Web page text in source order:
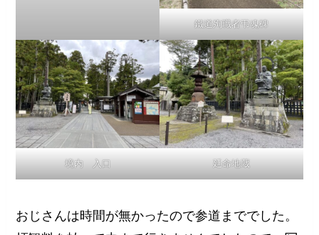
鐵道殉職者弔魂碑
境内 入口 延命地蔵
おじさんは時間が無かったので参道まででした。